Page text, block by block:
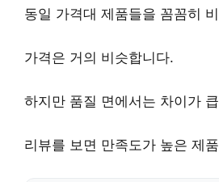
동일 가격대 제품들을 꼼꼼히
가격은 거의 비슷합니다.
하지만 품질 면에서는 차이가
리뷰를 보면 만족도가 높은 제